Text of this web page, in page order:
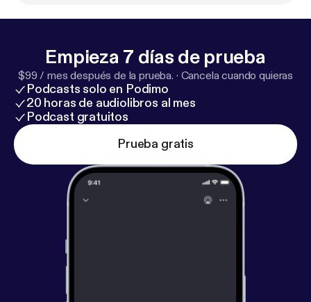
Empieza 7 días de prueba
$99 / mes después de la prueba. · Cancela cuando quieras
Podcasts solo en Podimo
20 horas de audiolibros al mes
Podcast gratuitos
Prueba gratis